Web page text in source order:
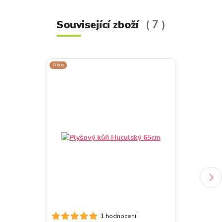
Související zboží 7
Akce
1 hodnocení